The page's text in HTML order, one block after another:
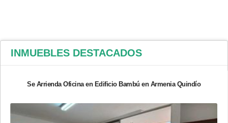
INMUEBLES DESTACADOS
Se Arrienda Oficina en Edificio Bambú en Armenia Quindío